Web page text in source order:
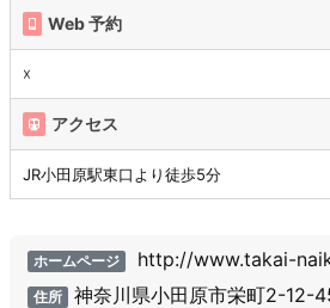
Web 予約
☓
アクセス
JR小田原駅東口より徒歩5分
ホームページ http://www.takai-
住所 神奈川県小田原市栄町2-12-